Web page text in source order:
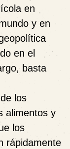
en
y en
en el
basta
los
alimentos y
los
rápidamente